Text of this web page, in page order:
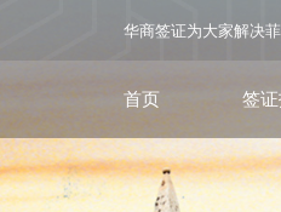
华商签证为大家解决
首页 签